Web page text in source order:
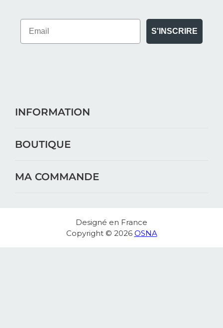
S'INSCRIRE
INFORMATION
BOUTIQUE
MA COMMANDE
Designé en France
Copyright © 2026 OSNA